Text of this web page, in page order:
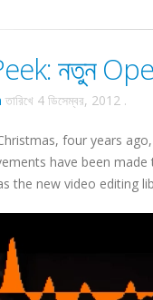
নতুন
তারিখে 4 ডিসেম্বর, 2012 .
four years
have been
the new video editing